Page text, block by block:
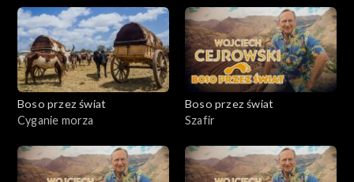
Boso przez świat
Cyganie morza
Boso przez świat
Szafir